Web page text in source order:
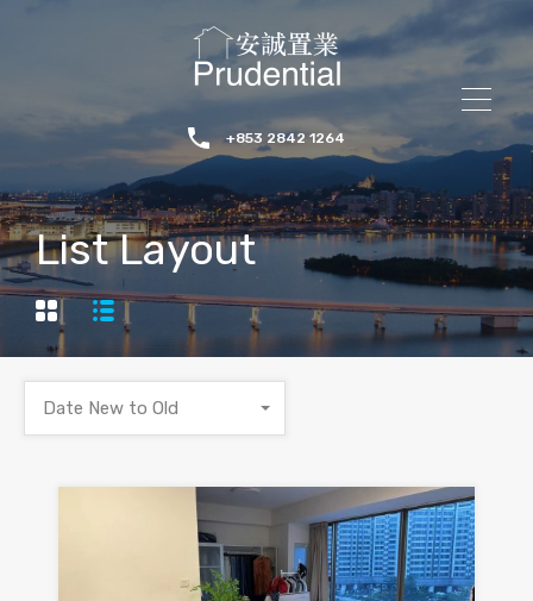
+853 2842 1264
List Layout
Date New to Old